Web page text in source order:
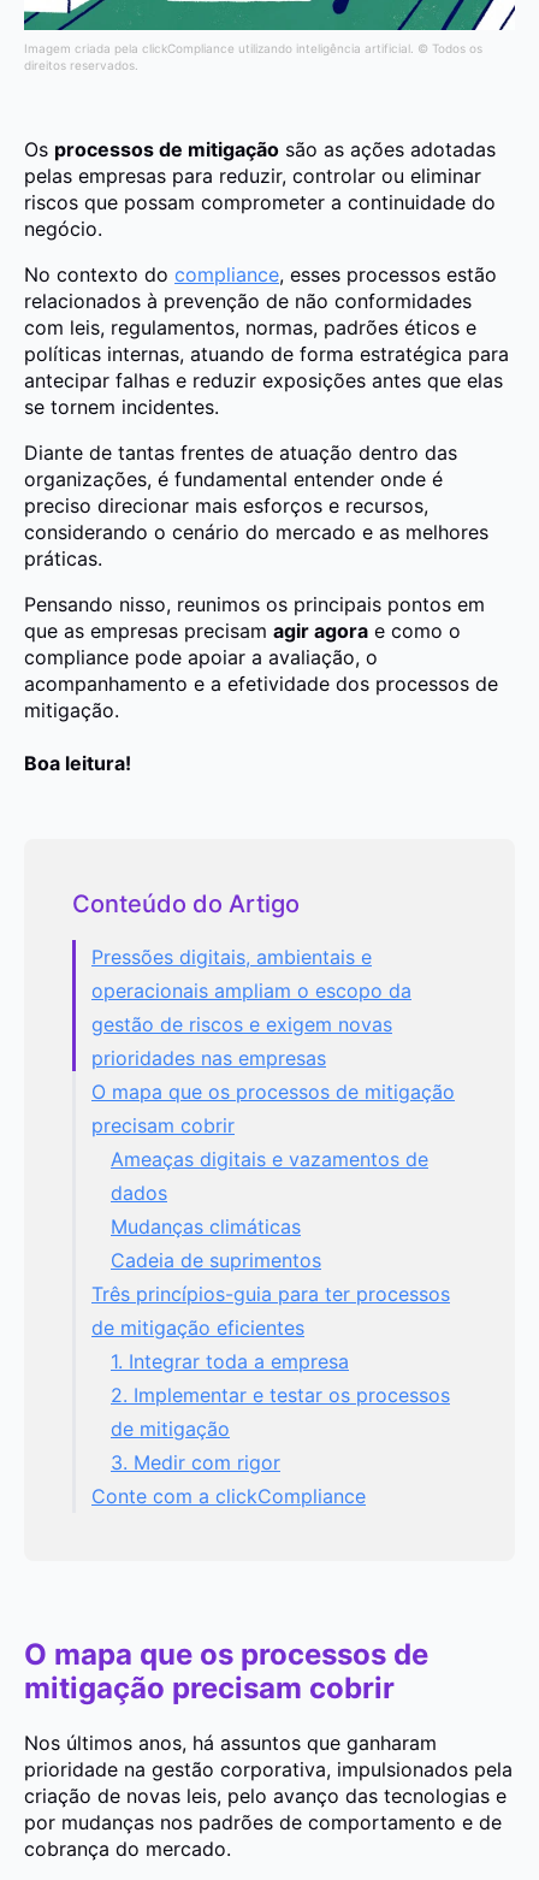
Imagem criada pela clickCompliance utilizando inteligência artificial. © Todos os
direitos reservados.
Os processos de mitigação são as ações adotadas
pelas empresas para reduzir, controlar ou eliminar
riscos que possam comprometer a continuidade do
negócio.
No contexto do compliance, esses processos estão
relacionados à prevenção de não conformidades
com leis, regulamentos, normas, padrões éticos e
políticas internas, atuando de forma estratégica para
antecipar falhas e reduzir exposições antes que elas
se tornem incidentes.
Diante de tantas frentes de atuação dentro das
organizações, é fundamental entender onde é
preciso direcionar mais esforços e recursos,
considerando o cenário do mercado e as melhores
práticas.
Pensando nisso, reunimos os principais pontos em
que as empresas precisam agir agora e como o
compliance pode apoiar a avaliação, o
acompanhamento e a efetividade dos processos de
mitigação.
Boa leitura!
Conteúdo do Artigo
Pressões digitais, ambientais e
operacionais ampliam o escopo da
gestão de riscos e exigem novas
prioridades nas empresas
O mapa que os processos de mitigação
precisam cobrir
Ameaças digitais e vazamentos de
dados
Mudanças climáticas
Cadeia de suprimentos
Três princípios-guia para ter processos
de mitigação eficientes
1. Integrar toda a empresa
2. Implementar e testar os processos
de mitigação
3. Medir com rigor
Conte com a clickCompliance
O mapa que os processos de
mitigação precisam cobrir
Nos últimos anos, há assuntos que ganharam
prioridade na gestão corporativa, impulsionados pela
criação de novas leis, pelo avanço das tecnologias e
por mudanças nos padrões de comportamento e de
cobrança do mercado.